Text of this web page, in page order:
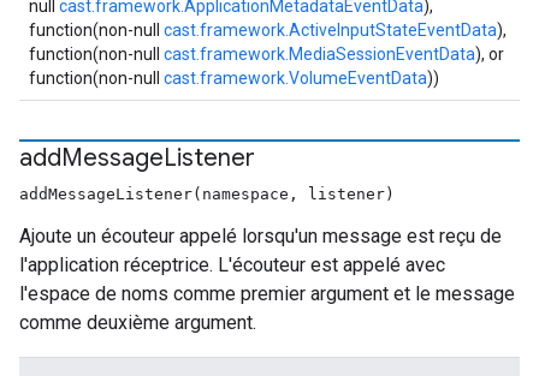
null cast.framework.ApplicationMetadataEventData),
function(non-null cast.framework.ActiveInputStateEventData),
function(non-null cast.framework.MediaSessionEventData), or
function(non-null cast.framework.VolumeEventData))
addMessageListener
addMessageListener(namespace, listener)
Ajoute un écouteur appelé lorsqu'un message est reçu de
l'application réceptrice. L'écouteur est appelé avec
l'espace de noms comme premier argument et le message
comme deuxième argument.